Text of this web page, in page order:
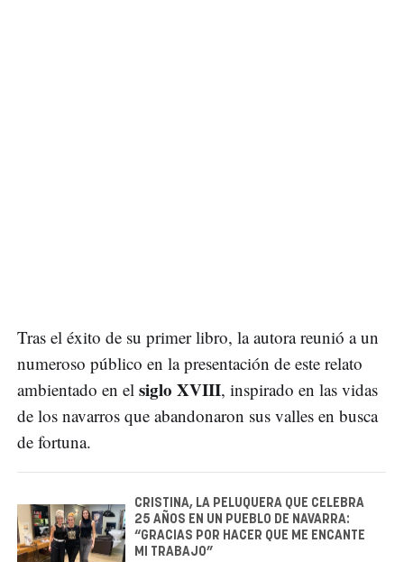
Tras el éxito de su primer libro, la autora reunió a un
numeroso público en la presentación de este relato
ambientado en el siglo XVIII, inspirado en las vidas
de los navarros que abandonaron sus valles en busca
de fortuna.
CRISTINA, LA PELUQUERA QUE CELEBRA
25 AÑOS EN UN PUEBLO DE NAVARRA:
“GRACIAS POR HACER QUE ME ENCANTE
MI TRABAJO”